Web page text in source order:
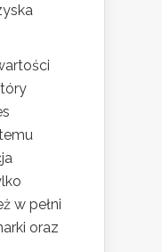
w pełni
oraz